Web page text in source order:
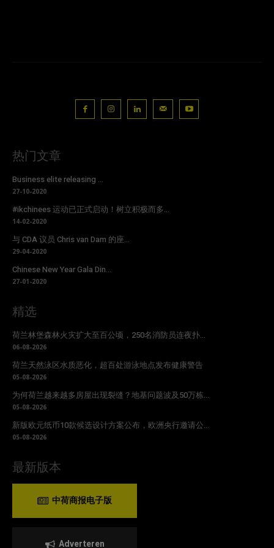
热门文章
Business elite releasing ...
27-10-2020
#ikchinees 运动已正式启动！树立积极而多...
14-02-2020
与 CDA 议员 Chris van Dam 的座...
29-04-2020
Chinese New Year Gala Din...
27-01-2020
精选
荷兰林堡森林火灾扩大至百公顷，250名消防员连夜扑...
06-08-2026
荷兰天然泳区水质恶化，超百处游泳地点发布健康警告
05-08-2026
为何荷兰越来越多房屋出现裂缝？地基问题波及50万栋...
05-08-2026
新版欧元纸币10款候选设计方案公布，欧洲央行邀请公...
05-08-2026
最新版本
中荷商报电子版
Adverteren